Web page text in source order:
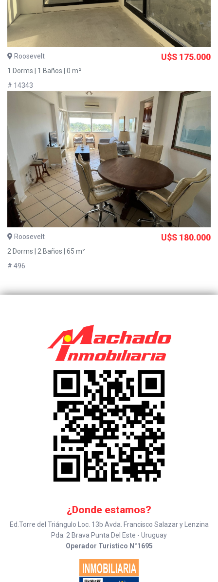
Roosevelt U$S 175.000
1 Dorms | 1 Baños | 0 m²
# 14343
Roosevelt U$S 180.000
2 Dorms | 2 Baños | 65 m²
# 496
¿Donde estamos?
Ed.Torre del Triángulo Loc. 13b Avda. Francisco Salazar y Lenzina
Pda. 2 Brava Punta Del Este - Uruguay
Operador Turistico N°1695